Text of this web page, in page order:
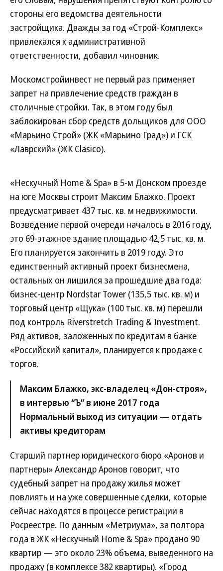
стороны его ведомства деятельности
застройщика. Дважды за год «Строй-Комплекс»
привлекался к административной
ответственности, добавил чиновник.
Москомстройинвест не первый раз применяет
запрет на привлечение средств граждан в
столичные стройки. Так, в этом году был
заблокирован сбор средств дольщиков для ООО
«Марьино Строй» (ЖК «Марьино Град») и ГСК
«Лаврский» (ЖК Clasico).
«Нескучный Home & Spa» в 5-м Донском проезде
на юге Москвы строит Максим Блажко. Проект
предусматривает 437 тыс. кв. м недвижимости.
Возведение первой очереди началось в 2016 году,
это 69-этажное здание площадью 42,5 тыс. кв. м.
Его планируется закончить в 2019 году. Это
единственный активный проект бизнесмена,
остальных он лишился за прошедшие два года:
бизнес-центр Nordstar Tower (135,5 тыс. кв. м) и
торговый центр «Щука» (100 тыс. кв. м) перешли
под контроль Riverstretch Trading & Investment.
Ряд активов, заложенных по кредитам в банке
«Российский капитал», планируется к продаже с
торгов.
Максим Блажко, экс-владелец «Дон-строя»,
в интервью “Ъ” в июне 2017 года
Нормальный выход из ситуации — отдать
активы кредиторам
Старший партнер юридического бюро «Аронов и
партнеры» Александр Аронов говорит, что
судебный запрет на продажу жилья может
повлиять и на уже совершенные сделки, которые
сейчас находятся в процессе регистрации в
Росреестре. По данным «Метриума», за полтора
года в ЖК «Нескучный Home & Spa» продано 90
квартир — это около 23% объема, выведенного на
продажу (в комплексе 382 квартиры). «Город